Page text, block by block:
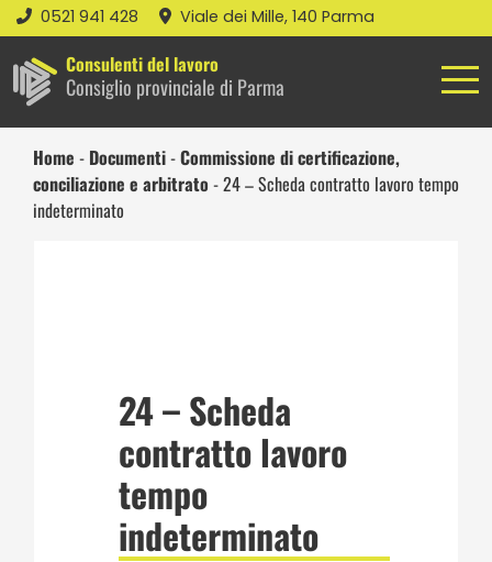
0521 941 428 Viale dei Mille, 140 Parma
Consulenti del lavoro
Consiglio provinciale di Parma
Home - Documenti-Commissione di certificazione,
conciliazione e arbitrato -24 – Scheda contratto lavoro tempo
indeterminato
24 – Scheda
contratto lavoro
tempo
indeterminato